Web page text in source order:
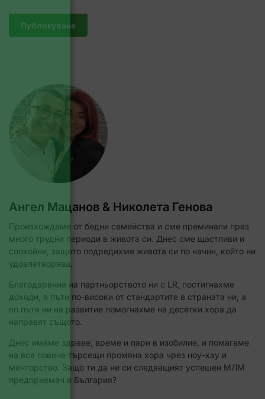
Ангел Мацанов & Николета Генова
Произхождаме от бедни семейства и сме преминали през
много трудни периоди в живота си. Днес сме щастливи и
спокойни, защото подредихме живота си по начин, който ни
удовлетворява.
Благодарение на партньорството ни с LR, постигнахме
доходи, в пъти по-високи от стандартите в страната ни, а
по пътя ни на развитие помогнахме на десетки хора да
направят същото.
Днес имаме здраве, време и пари в изобилие, и помагаме
на все повече търсещи промяна хора чрез ноу-хау и
менторство. Защо ти да не си следващият успешен МЛМ
предприемач в България?